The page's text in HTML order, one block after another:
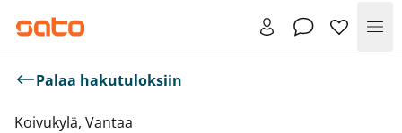
Palaa hakutuloksiin
Koivukylä, Vantaa